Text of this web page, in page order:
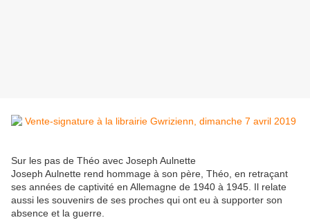
Sur les pas de Théo avec Joseph Aulnette
Joseph Aulnette rend hommage à son père, Théo, en retraçant
ses années de captivité en Allemagne de 1940 à 1945. Il relate
aussi les souvenirs de ses proches qui ont eu à supporter son
absence et la guerre.